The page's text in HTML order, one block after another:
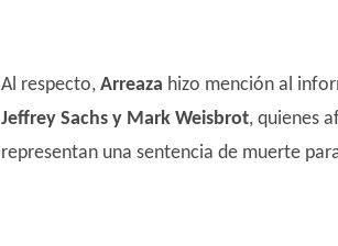
Al respecto, Arreaza hizo mención al
Jeffrey Sachs y Mark Weisbrot, quienes
representan una sentencia de muerte